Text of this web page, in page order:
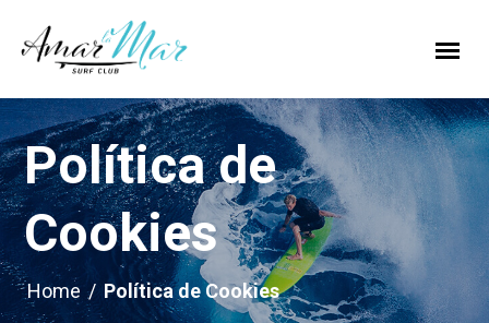
Política de
Cookies
Home / Política de Cookies